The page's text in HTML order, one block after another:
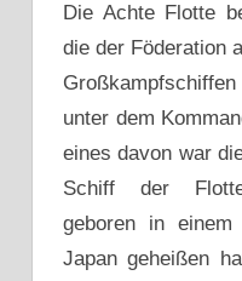
Die Achte Flotte
die der Föderation
unter dem
eines davon war
Schiff der
geboren in
Japan geheißen